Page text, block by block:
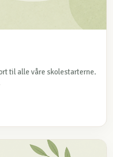
til alle våre skolestarterne.